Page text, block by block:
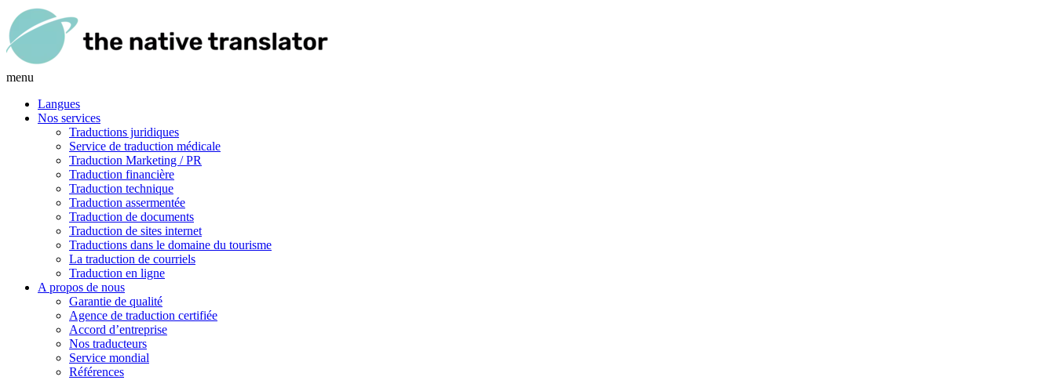
menu
Langues
Nos services
Traductions juridiques
Service de traduction médicale
Traduction Marketing / PR
Traduction financière
Traduction technique
Traduction assermentée
Traduction de documents
Traduction de sites internet
Traductions dans le domaine du tourisme
La traduction de courriels
Traduction en ligne
A propos de nous
Garantie de qualité
Agence de traduction certifiée
Accord d’entreprise
Nos traducteurs
Service mondial
Références